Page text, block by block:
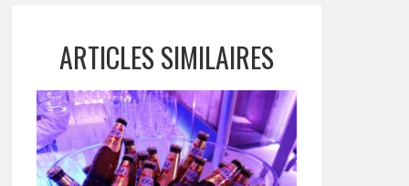
ARTICLES SIMILAIRES